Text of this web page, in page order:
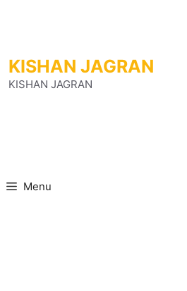
KISHAN JAGRAN
KISHAN JAGRAN
Menu